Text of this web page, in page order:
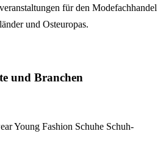
für den Modefachhandel
und Osteuropas.
und Branchen
Young Fashion Schuhe Schuh-